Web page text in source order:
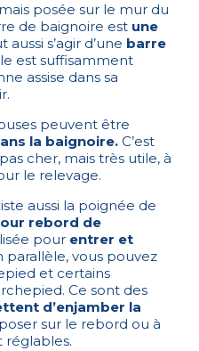
posée sur le mur du
de baignoire est une
aussi s’agir d’une barre
est suffisamment
assise dans sa
peuvent être
la baignoire. C’est
cher, mais très utile, à
le relevage.
aussi la poignée de
rebord de
pour entrer et
parallèle, vous pouvez
et certains
Ce sont des
d’enjamber la
sur le rebord ou à
réglables.